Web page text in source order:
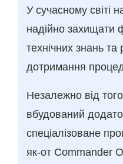
У сучасному світі
надійно захищати
технічних знань та
дотримання
Незалежно від
вбудований
спеціалізоване
як-от Commander